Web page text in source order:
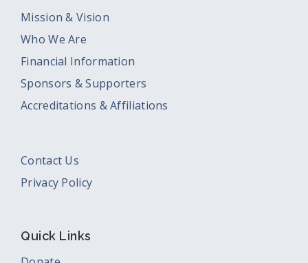
Mission & Vision
Who We Are
Financial Information
Sponsors & Supporters
Accreditations & Affiliations
Contact Us
Privacy Policy
Quick Links